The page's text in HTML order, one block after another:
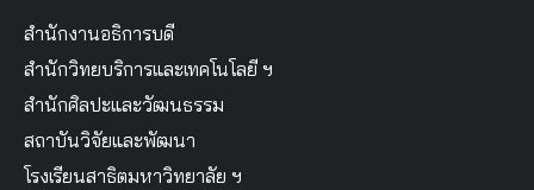
สำนักงานอธิการบดี
สำนักวิทยบริการและเทคโนโลยี ฯ
สำนักศิลปะและวัฒนธรรม
สถาบันวิจัยและพัฒนา
โรงเรียนสาธิตมหาวิทยาลัย ฯ